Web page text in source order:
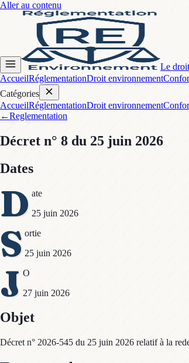
Aller au contenu
Le
AccueilRéglementationDroit environnement
Catégories
AccueilRéglementationDroit environnement
←Reglementation
Décret n° 8 du 25 juin 2026
Dates
D ate
25 juin 2026
S ortie
25 juin 2026
J O
27 juin 2026
Objet
Décret n° 2026-545 du 25 juin 2026 relatif à la